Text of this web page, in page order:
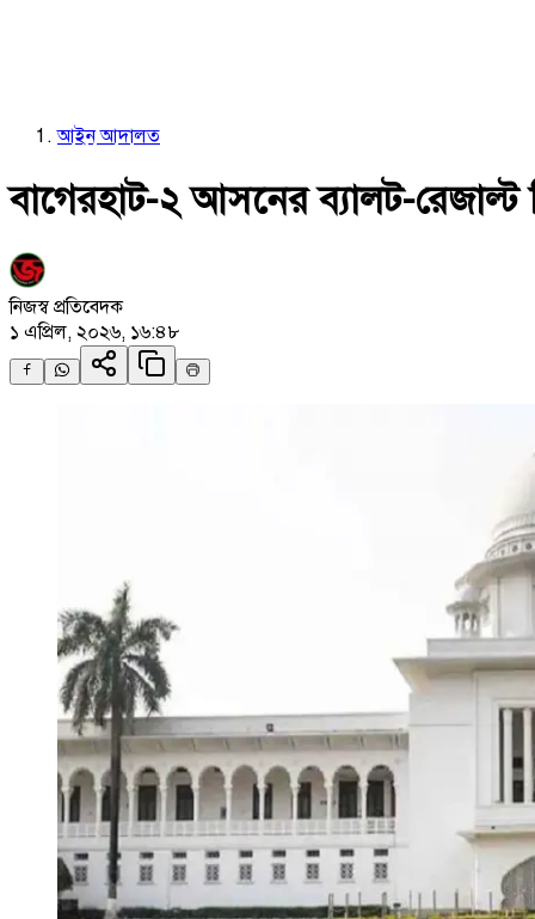
আইন আদালত
বাগেরহাট-২ আসনের ব্যালট-রেজাল্ট
নিজস্ব প্রতিবেদক
১ এপ্রিল, ২০২৬, ১৬:৪৮